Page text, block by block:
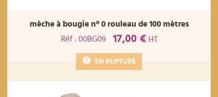
mèche à bougie n° 0 rouleau de 100 mètres
Réf : 00BG09
17,00 € HT
EN RUPTURE